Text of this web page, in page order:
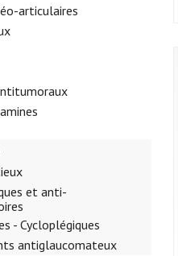
articulaires
et anti-
- Cycloplégiques
antiglaucomateux